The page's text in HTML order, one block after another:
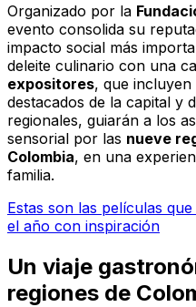
Organizado por la
evento consolida su
impacto social más
deleite culinario con una
expositores, que
destacados de la capital y
regionales, guiarán a los
sensorial por las nueve
Colombia, en una
familia.
Estas son las películas
el año con inspiración
Un viaje
regiones de